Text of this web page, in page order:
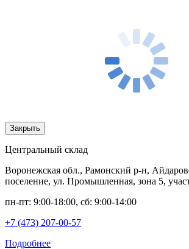
Закрыть
Центральный склад
Воронежская обл., Рамонский р-н,
поселение, ул. Промышленная, зона 5,
пн-пт: 9:00-18:00, сб: 9:00-14:00
+7 (473) 207-00-57
Подробнее